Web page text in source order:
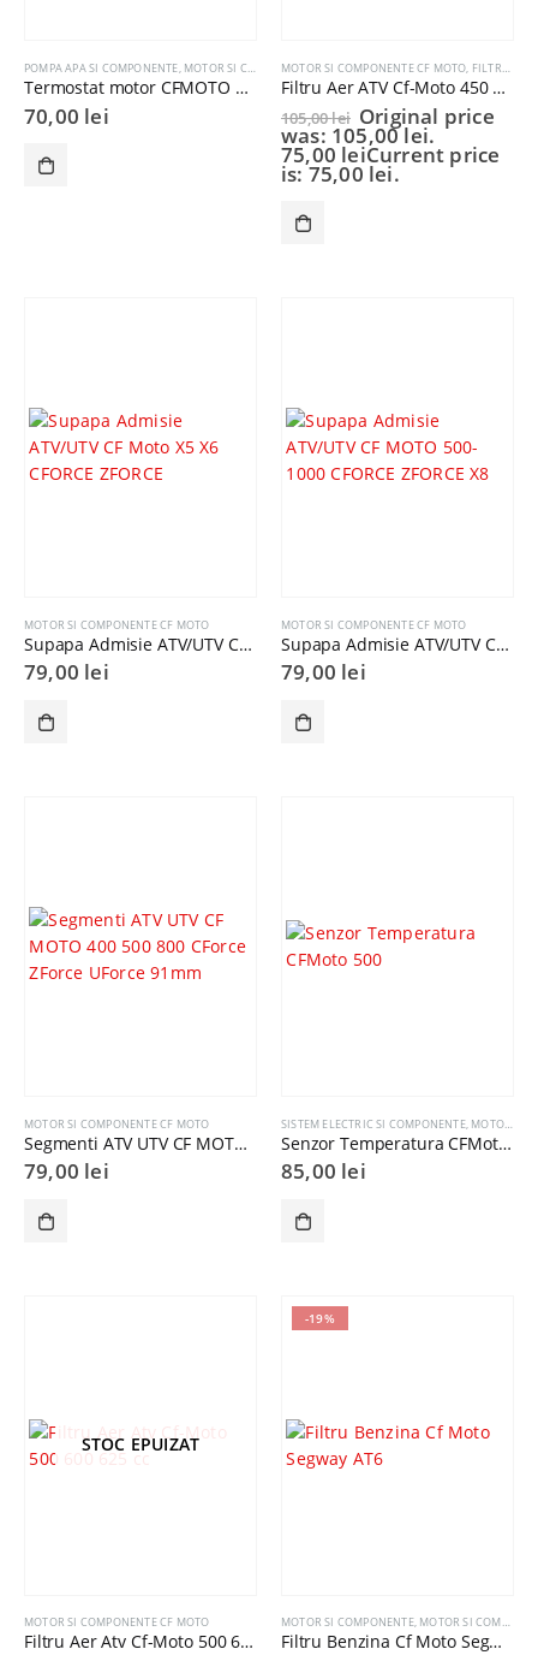
POMPA APA SI COMPONENTE, MOTOR SI COMPONENTE CF MOTO
Termostat motor CFMOTO ATV / UTV / SSV
70,00 lei
MOTOR SI COMPONENTE CF MOTO, FILTRE AER
Filtru Aer ATV Cf-Moto 450 – 800cc
105,00lei Original price
was: 105,00 lei.
75,00 leiCurrent price
is: 75,00 lei.
MOTOR SI COMPONENTE CF MOTO
Supapa Admisie ATV/UTV CF Moto X5 X6 CFORCE ZFORCE
79,00 lei
MOTOR SI COMPONENTE CF MOTO
Supapa Admisie ATV/UTV CF MOTO 500-1000 CFORCE ZFORCE X8
79,00 lei
MOTOR SI COMPONENTE CF MOTO
Segmenti ATV UTV CF MOTO 400 500 800 CForce ZForce UForce 91mm
79,00 lei
SISTEM ELECTRIC SI COMPONENTE, MOTOR SI COMPONENTE CF MOTO
Senzor Temperatura CFMoto 500
85,00 lei
STOC EPUIZAT
MOTOR SI COMPONENTE CF MOTO
Filtru Aer Atv Cf-Moto 500 600 625 cc
-19%
MOTOR SI COMPONENTE, MOTOR SI COMPONENTE CF MOTO
Filtru Benzina Cf Moto Segway AT6